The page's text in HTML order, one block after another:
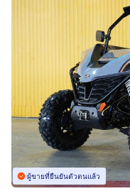
ผู้ขายที่ยืนยันตัวตนแล้ว